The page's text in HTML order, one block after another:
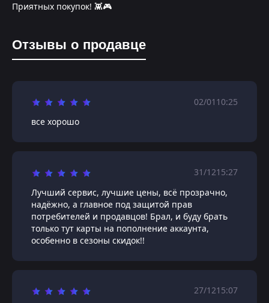
Приятных покупок! 👾🎮
Отзывы о продавце
02/01 10:25
все хорошо
31/1215:27
Лучший сервис, лучшие цены, всё прозрачно,
надёжно, а главное под защитой прав
потребителей и продавцов! Брал, и буду брать
только тут карты на пополнение аккаунта,
особенно в сезоны скидок!!
27/1215:07